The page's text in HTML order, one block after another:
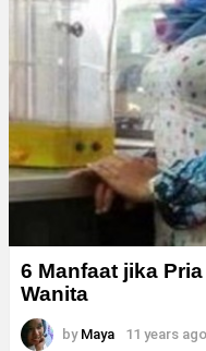
6 Manfaat jika
Wanita
by Maya 11 years ago